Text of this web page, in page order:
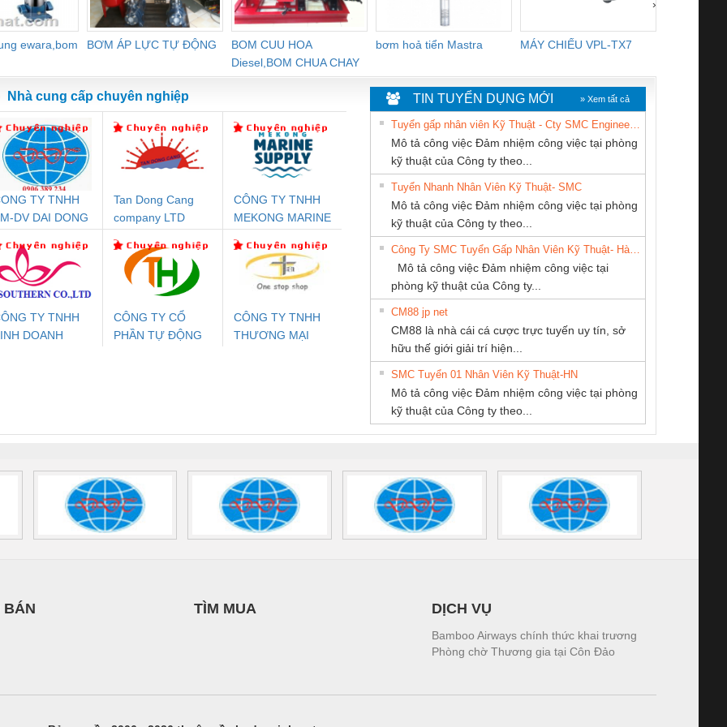
ewara,bom
BƠM ÁP LỰC TỰ ĐỘNG
BOM CUU HOA
Diesel,BOM CHUA CHAY
bơm hoả tiển Mastra MÁY CHIẾU VPL-TX7
›
An Toàn
Contact
1NO-
24DC-SP -
Rơ Le An Toàn
Phoenix Contact
PSR-SCP-
24UC/ESL4/3X1/1X2/B
- 2981059
Điện AC
Mô-đun Ắc Quy UPS
Bộ Lặp Tín Hiệu
PROFIBUS Phoenix
Contact PSI-REP-
PROFIBUS/12MB -
2708863
Rơ Le An Toàn
Phoenix Contact
2986960 – PSR-
SCP-
24DC/FSP/2X1/1X2
Rơ Le An Toàn
Bộ giám sát chuỗi
tấm pin
TRANSCLINIC 16I+
1K5 H (2502520000)
Bộ giám sát chuỗi
tấm pin
TRANSCLINIC 16I+
1K5 L (2433950000)
Bộ giám sát dòng
TRANSCLINIC 16I+
(2008130000)
Bộ chỉnh lưu nguồn
điện TRANSCLINIC
BKE 1K5.4
(7791400879)2. Giá
Nẹp nhôm chống
trơn Đà Nẵng
Nhà cung cấp chuyên nghiệp
TY TNHH
DV DAI DONG
Tan Dong Cang
company LTD
CÔNG TY TNHH
MEKONG MARINE
TY TNHH
DOANH
CÔNG TY CỔ
PHẦN TỰ ĐỘNG
CÔNG TY TNHH
THƯƠNG MẠI
CÔNG TY CỔ
PHẦN DÂY VÀ
CÁP ĐIỆN
THƯỢNG ĐÌNH
CÔNG TY TNHH
KỸ THUẬT KTECH
VIỆT NAM
Công Ty TNHH
Quốc Thịnh
CÔNG TY CP TỰ
ĐỘNG TIẾN
HƯNG
Ba Miền
THƯƠNG MẠI
GIA HƯNG PHÁT
TIN TUYỂN DỤNG MỚI » Xem tất cả
Mô tả công việc Đảm nhiệm công việc tại phòng
kỹ thuật của Công ty theo...
Tuyển Nhanh Nhân Viên Kỹ Thuật- SMC
Mô tả công việc Đảm nhiệm công việc tại phòng
kỹ thuật của Công ty theo...
Mô tả công việc Đảm nhiệm công việc tại
phòng kỹ thuật của Công ty...
CM88 jp net
CM88 là nhà cái cá cược trực tuyến uy tín, sở
hữu thế giới giải trí hiện...
SMC Tuyển 01 Nhân Viên Kỹ Thuật-HN
Mô tả công việc Đảm nhiệm công việc tại phòng
kỹ thuật của Công ty theo...
BÁN TÌM MUA DỊCH VỤ
Bamboo Airways chính thức khai trương
Phòng chờ Thương gia tại Côn Đảo